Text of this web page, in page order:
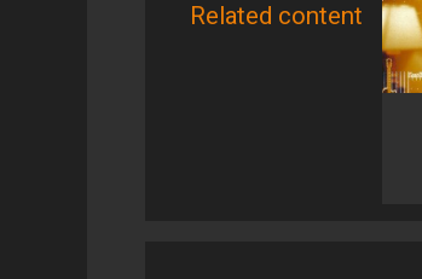
Related content